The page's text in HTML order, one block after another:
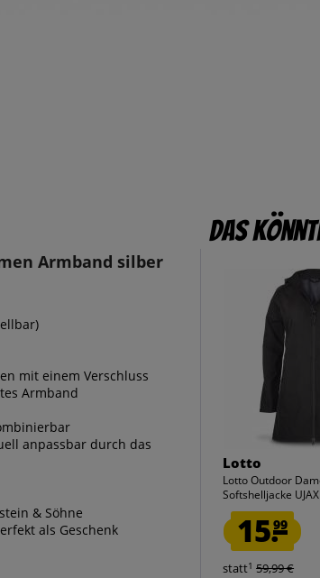
Armband silber
mit einem Verschluss
Armband
anpassbar durch das
& Söhne
als Geschenk
Das
Lotto
Lotto Outdoor
Softshelljacke
WOMEN
15.99
statt1 59,99 €